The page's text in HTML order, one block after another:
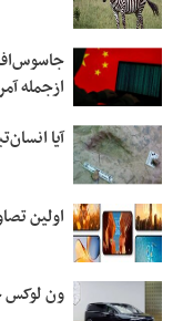
ازجمله
آیا
اولین
ون لوکس